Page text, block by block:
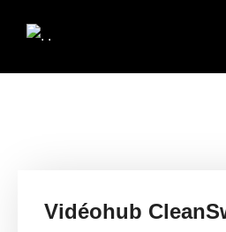
Vidéohub